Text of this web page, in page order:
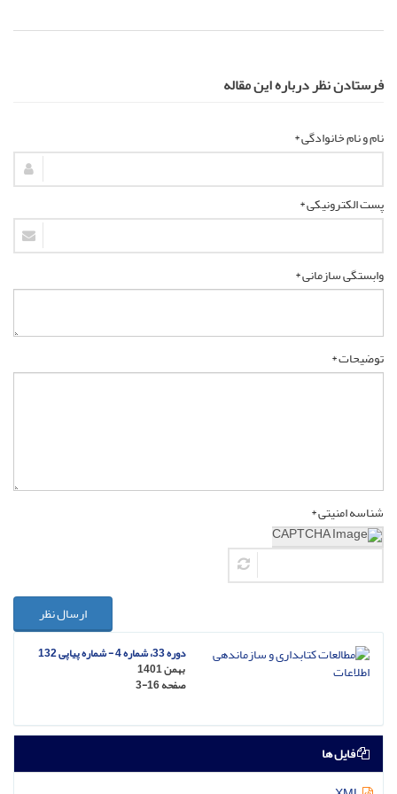
فرستادن نظر درباره این مقاله
نام و نام خانوادگی *
پست الکترونیکی *
وابستگی سازمانی *
توضیحات *
شناسه امنیتی *
ارسال نظر
دوره 33، شماره 4 - شماره پیاپی 132
بهمن 1401
صفحه3-16
فایل ها